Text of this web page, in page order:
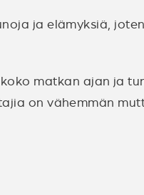
ja elämyksiä,
matkan ajan ja
on vähemmän